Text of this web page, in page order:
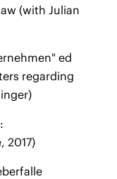
(with Julian
ed
regarding
2017)